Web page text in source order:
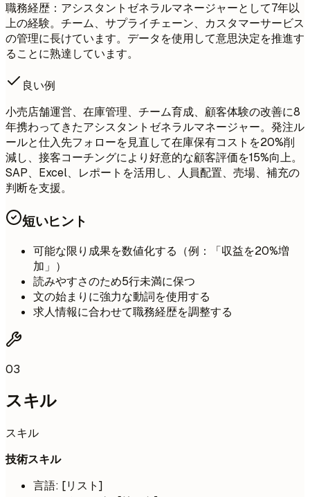
職務経歴：アシスタントゼネラルマネージャーとして7年以
上の経験。チーム、サプライチェーン、カスタマーサービス
の管理に長けています。データを使用して意思決定を推進す
ることに熟達しています。
良い例
小売店舗運営、在庫管理、チーム育成、顧客体験の改善に8
年携わってきたアシスタントゼネラルマネージャー。発注ル
ールと仕入先フォローを見直して在庫保有コストを20%削
減し、接客コーチングにより好意的な顧客評価を15%向上。
SAP、Excel、レポートを活用し、人員配置、売場、補充の
判断を支援。
短いヒント
可能な限り成果を数値化する（例：「収益を20%増
加」）
読みやすさのため5行未満に保つ
文の始まりに強力な動詞を使用する
求人情報に合わせて職務経歴を調整する
03
スキル
スキル
技術スキル
言語: [リスト]